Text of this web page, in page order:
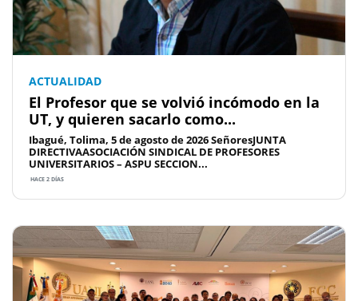
ACTUALIDAD
El Profesor que se volvió incómodo en la
UT, y quieren sacarlo como...
Ibagué, Tolima, 5 de agosto de 2026 SeñoresJUNTA
DIRECTIVAASOCIACIÓN SINDICAL DE PROFESORES
UNIVERSITARIOS – ASPU SECCION...
HACE 2 DÍAS